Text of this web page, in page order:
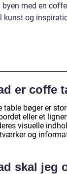
med en
kunst og
er coffe
table bøger er
eller et
visuelle
og
skal jeg